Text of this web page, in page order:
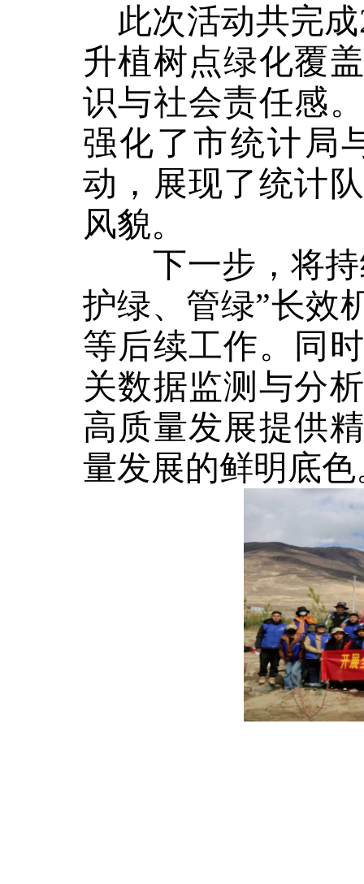
此次活动共完成
升植树点绿化覆
识与社会责任感
强化了市统计局
动，展现了统计
风貌。
下一步，将持
护绿、管绿”长效
等后续工作。同
关数据监测与分
高质量发展提供
量发展的鲜明底色